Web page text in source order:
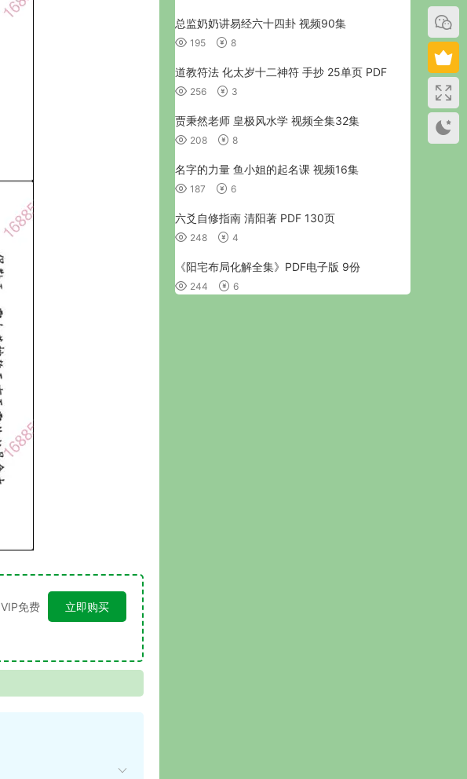
VIP免费 立即购买
总监奶奶讲易经六十四卦 视频90集
195 8
道教符法 化太岁十二神符 手抄 25单页 PDF
256 3
贾秉然老师 皇极风水学 视频全集32集
208 8
名字的力量 鱼小姐的起名课 视频16集
187 6
六爻自修指南 清阳著 PDF 130页
248 4
《阳宅布局化解全集》PDF电子版 9份
244 6